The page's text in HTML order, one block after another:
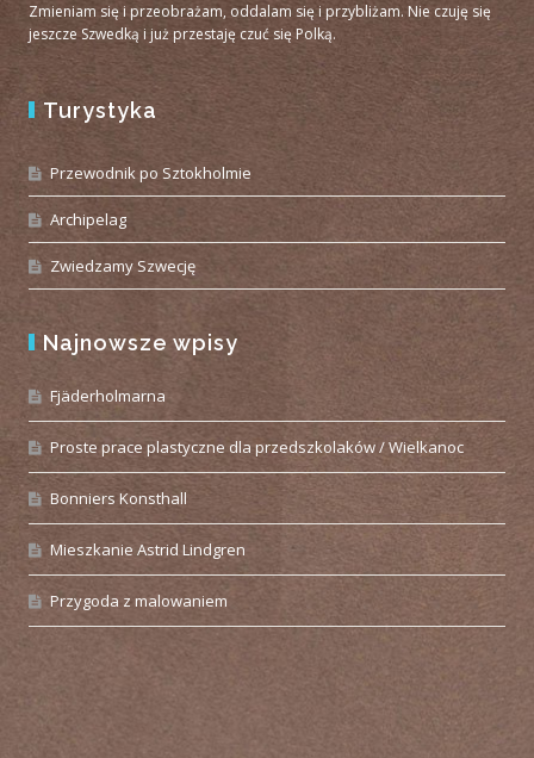
Zmieniam się i przeobrażam, oddalam się i przybliżam. Nie czuję się
jeszcze Szwedką i już przestaję czuć się Polką.
Turystyka
Przewodnik po Sztokholmie
Archipelag
Zwiedzamy Szwecję
Najnowsze wpisy
Fjäderholmarna
Proste prace plastyczne dla przedszkolaków / Wielkanoc
Bonniers Konsthall
Mieszkanie Astrid Lindgren
Przygoda z malowaniem